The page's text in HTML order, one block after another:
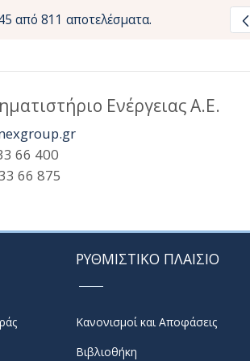
από 811 αποτελέσματα.
Ενέργειας Α.Ε.
66 400
66 875
ΡΥΘΜΙΣΤΙΚΟ ΠΛΑΙΣΙΟ
Κανονισμοί και Αποφάσεις
Βιβλιοθήκη